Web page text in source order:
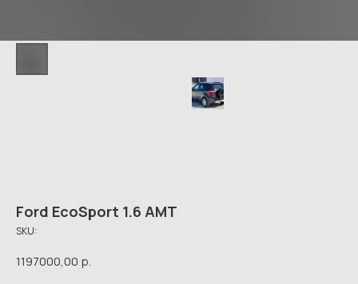
Ford EcoSport 1.6 AMT
SKU:
1197000,00 р.